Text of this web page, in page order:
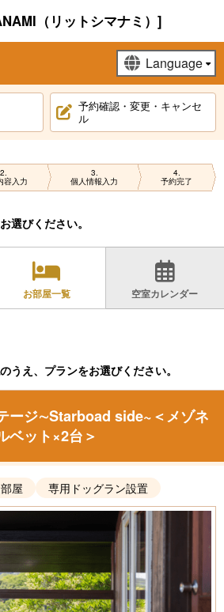
（リットシマナミ）]
予約確認・変更・キャンセ
ル
2
容入力
3
個人情報入力
4
予約完了
選びください。
お部屋一覧 空室カレンダー
うえ、プランをお選びください。
ージ∼Starboad side~＜メゾネ
ベット×2台＞
屋 専用ドッグラン設置